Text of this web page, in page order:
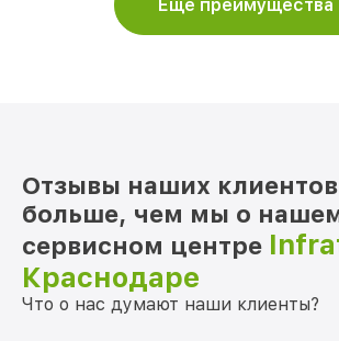
Еще преимущества
Отзывы наших
больше, чем мы о
сервисном центре
Краснодаре
Что о нас думают наши клиенты?